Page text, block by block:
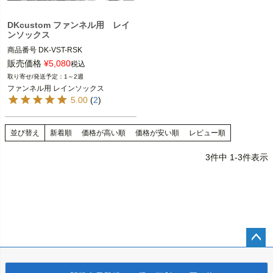
DKcustom ファンネル用 レイ
ンソックス
商品番号 DK-VST-RSK
直径3.5インチ～4インチ径のファンネ
ル装着車
DK Custom（ＤＫカスタム）
販売価格 ¥5,080税込
1～2週
ファンネル用 レインソックス
5.00 (2)
並び替え 新着順 価格が高い順 価格が安い順 レビュー順
3件中 1-3件表示